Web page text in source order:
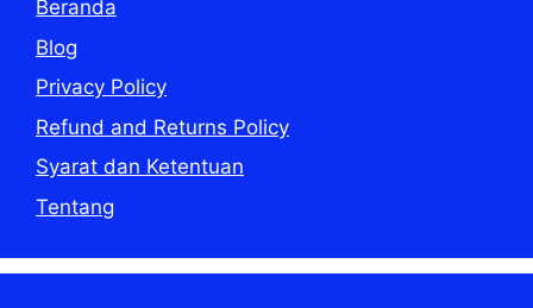
Beranda
Blog
Privacy Policy
Refund and Returns Policy
Syarat dan Ketentuan
Tentang